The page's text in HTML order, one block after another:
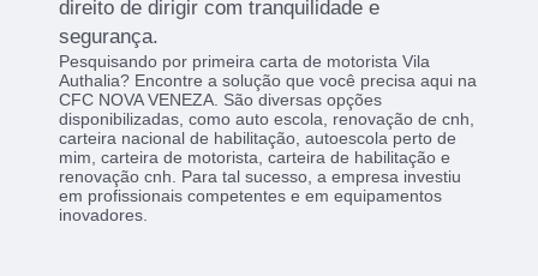
direito de dirigir com tranquilidade e
segurança.
Pesquisando por primeira carta de motorista Vila
Authalia? Encontre a solução que você precisa aqui na
CFC NOVA VENEZA. São diversas opções
disponibilizadas, como auto escola, renovação de cnh,
carteira nacional de habilitação, autoescola perto de
mim, carteira de motorista, carteira de habilitação e
renovação cnh. Para tal sucesso, a empresa investiu
em profissionais competentes e em equipamentos
inovadores.